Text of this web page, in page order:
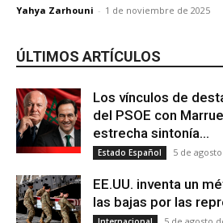
Yahya Zarhouni - 1 de noviembre de 2025
ÚLTIMOS ARTÍCULOS
Los vínculos de
del PSOE con
estrecha sintonía...
Estado Español 5 de
EE.UU. inventa un
las bajas por las